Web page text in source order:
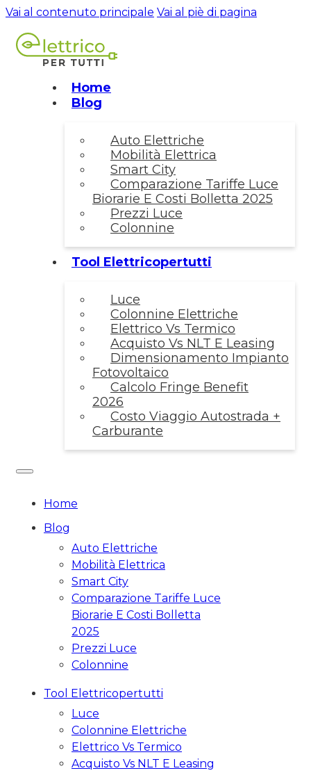
Vai al contenuto principale Vai al piè di pagina
Home
Blog
Auto Elettriche
Mobilità Elettrica
Smart City
Comparazione Tariffe Luce
Biorarie E Costi Bolletta 2025
Prezzi Luce
Colonnine
Tool Elettricopertutti
Luce
Colonnine Elettriche
Elettrico Vs Termico
Acquisto Vs NLT E Leasing
Dimensionamento Impianto
Fotovoltaico
Calcolo Fringe Benefit
2026
Costo Viaggio Autostrada +
Carburante
Home
Blog
Auto Elettriche
Mobilità Elettrica
Smart City
Comparazione Tariffe Luce
Biorarie E Costi Bolletta
2025
Prezzi Luce
Colonnine
Tool Elettricopertutti
Luce
Colonnine Elettriche
Elettrico Vs Termico
Acquisto Vs NLT E Leasing